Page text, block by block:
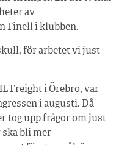
av
Finell i klubben.
för arbetet vi just
Freight i Örebro, var
i augusti. Då
tog upp frågor om just
bli mer